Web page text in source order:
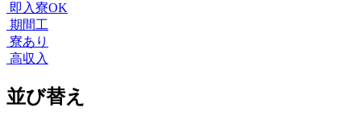
即入寮OK
期間工
寮あり
高収入
並び替え